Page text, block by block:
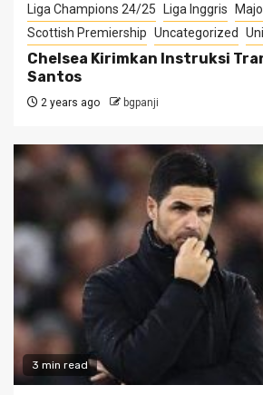
Liga Champions 24/25
Liga Inggris
Scottish Premiership Uncategorized
Chelsea Kirimkan Instruksi
Santos
2 years ago bgpanji
3 min read